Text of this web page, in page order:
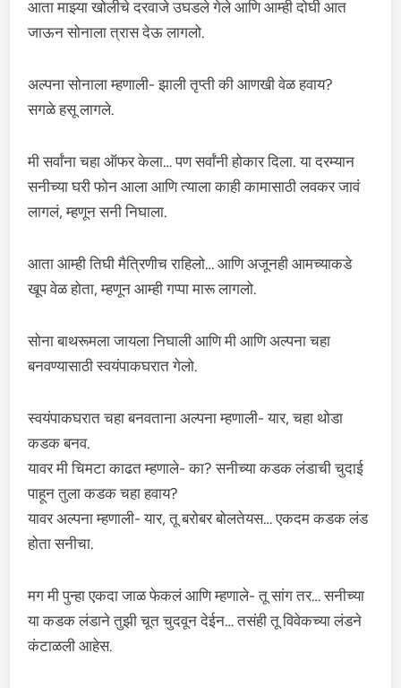
आता माझ्या खोलीचे दरवाजे उघडले गेले आणि आम्ही दोघी आत
जाऊन सोनाला त्रास देऊ लागलो.
अल्पना सोनाला म्हणाली- झाली तृप्ती की आणखी वेळ हवाय?
सगळे हसू लागले.
मी सर्वांना चहा ऑफर केला… पण सर्वांनी होकार दिला. या दरम्यान
सनीच्या घरी फोन आला आणि त्याला काही कामासाठी लवकर जावं
लागलं, म्हणून सनी निघाला.
आता आम्ही तिघी मैत्रिणीच राहिलो… आणि अजूनही आमच्याकडे
खूप वेळ होता, म्हणून आम्ही गप्पा मारू लागलो.
सोना बाथरूमला जायला निघाली आणि मी आणि अल्पना चहा
बनवण्यासाठी स्वयंपाकघरात गेलो.
स्वयंपाकघरात चहा बनवताना अल्पना म्हणाली- यार, चहा थोडा
कडक बनव.
यावर मी चिमटा काढत म्हणाले- का? सनीच्या कडक लंडाची चुदाई
पाहून तुला कडक चहा हवाय?
यावर अल्पना म्हणाली- यार, तू बरोबर बोलतेयस… एकदम कडक लंड
होता सनीचा.
मग मी पुन्हा एकदा जाळ फेकलं आणि म्हणाले- तू सांग तर… सनीच्या
या कडक लंडाने तुझी चूत चुदवून देईन… तसंही तू विवेकच्या लंडने
कंटाळली आहेस.